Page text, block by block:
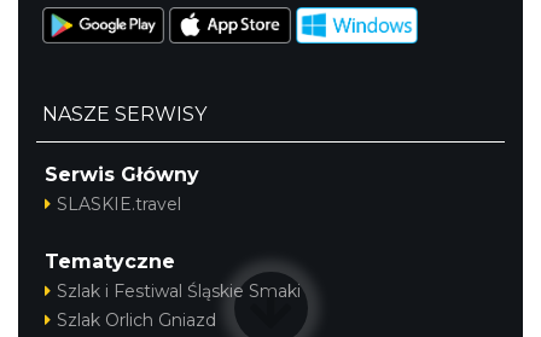
NASZE SERWISY
Serwis Główny
SLASKIE.travel
Tematyczne
Szlak i Festiwal Śląskie Smaki
Szlak Orlich Gniazd